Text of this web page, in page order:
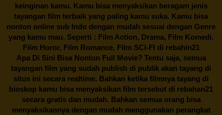
keinginan kamu. Kamu bisa menyaksikan beragam jenis
tayangan film terbaik yang paling kamu suka. Kamu bisa
nonton online sub Indo dengan mudah sesuai dengan Genre
yang kamu mau. Seperti : Film Action, Drama, Film Komedi,
Film Horor, Film Romance, Film SCI-FI di rebahin21
Apa Di Sini Bisa Nonton Full Movie? Tentu saja, semua
tayangan film yang sudah publish di publik akan tayang di
situs ini secara realtime. Bahkan ketika filmnya tayang di
bioskop kamu bisa menyaksikan film tersebut di rebahan21
secara gratis dan mudah. Bahkan semua orang bisa
menyaksikannya dengan mudah menggunakan perangkat